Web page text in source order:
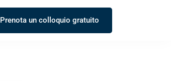
Prenota un colloquio gratuito